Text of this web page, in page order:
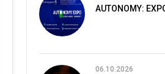
AUTONOMY:
06.10.2026